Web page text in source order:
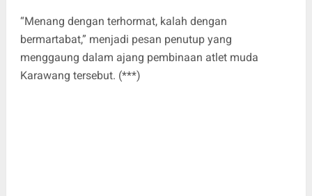
“Menang dengan terhormat, kalah dengan
bermartabat,” menjadi pesan penutup yang
menggaung dalam ajang pembinaan atlet muda
Karawang tersebut. (***)